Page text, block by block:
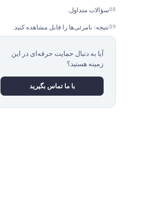
سؤالات متداول.
نتیجه: نامرئی‌ها را قابل مشاهده کنید.
آیا به دنبال حمایت حرفه‌ای در این
زمینه هستید؟
با ما تماس بگیرید